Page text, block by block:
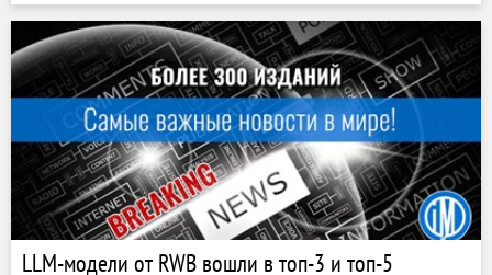
LLM-модели от RWB вошли в топ-3 и топ-5